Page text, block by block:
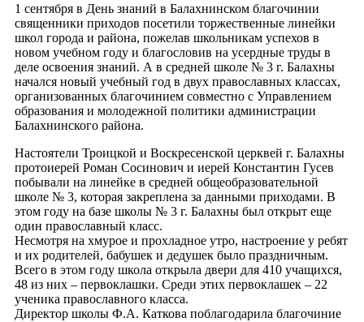
1 сентября в День знаний в Балахнинском благочинии
священники приходов посетили торжественные линейки
школ города и района, пожелав школьникам успехов в
новом учебном году и благословив на усердные труды в
деле освоения знаний. А в средней школе № 3 г. Балахны
начался новый учебный год в двух православных классах,
организованных благочинием совместно с Управлением
образования и молодежной политики администрации
Балахнинского района.
Настоятели Троицкой и Воскресенской церквей г. Балахны
протоиерей Роман Сосинович и иерей Константин Гусев
побывали на линейке в средней общеобразовательной
школе № 3, которая закреплена за данными приходами. В
этом году на базе школы № 3 г. Балахны был открыт еще
один православный класс.
Несмотря на хмурое и прохладное утро, настроение у ребят
и их родителей, бабушек и дедушек было праздничным.
Всего в этом году школа открыла двери для 410 учащихся,
48 из них – первоклашки. Среди этих первоклашек – 22
ученика православного класса.
Директор школы Ф.А. Каткова поблагодарила благочиние